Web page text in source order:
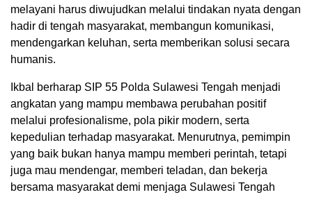
melayani harus diwujudkan melalui tindakan nyata dengan
hadir di tengah masyarakat, membangun komunikasi,
mendengarkan keluhan, serta memberikan solusi secara
humanis.
Ikbal berharap SIP 55 Polda Sulawesi Tengah menjadi
angkatan yang mampu membawa perubahan positif
melalui profesionalisme, pola pikir modern, serta
kepedulian terhadap masyarakat. Menurutnya, pemimpin
yang baik bukan hanya mampu memberi perintah, tetapi
juga mau mendengar, memberi teladan, dan bekerja
bersama masyarakat demi menjaga Sulawesi Tengah